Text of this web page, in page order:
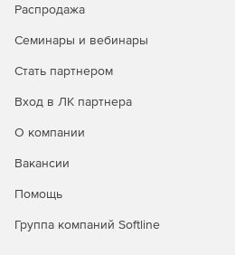
снижения нагрузки на
Распродажа
Семинары и вебинары
Стать партнером
Вход в ЛК партнера
О компании
Вакансии
Помощь
Группа компаний Softline